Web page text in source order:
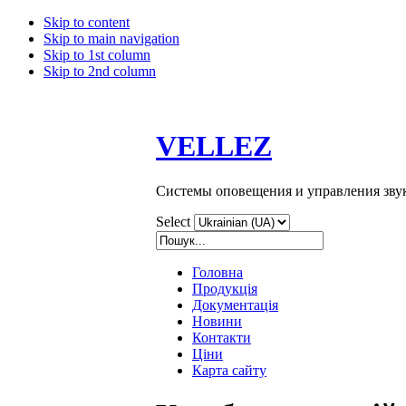
Skip to content
Skip to main navigation
Skip to 1st column
Skip to 2nd column
VELLEZ
Системы оповещения и управления
Select
Головна
Продукція
Документація
Новини
Контакти
Ціни
Карта сайту